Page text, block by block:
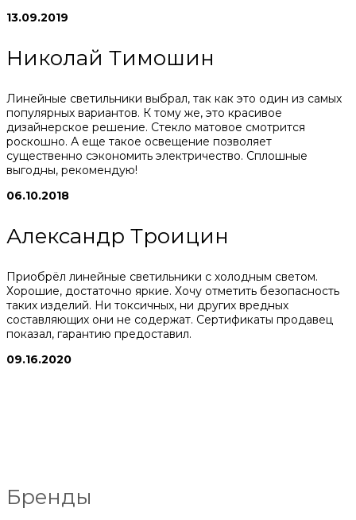
13.09.2019
Николай Тимошин
Линейные светильники выбрал, так как это один из самых
популярных вариантов. К тому же, это красивое
дизайнерское решение. Стекло матовое смотрится
роскошно. А еще такое освещение позволяет
существенно сэкономить электричество. Сплошные
выгодны, рекомендую!
06.10.2018
Александр Троицин
Приобрёл линейные светильники с холодным светом.
Хорошие, достаточно яркие. Хочу отметить безопасность
таких изделий. Ни токсичных, ни других вредных
составляющих они не содержат. Сертификаты продавец
показал, гарантию предоставил.
09.16.2020
Бренды